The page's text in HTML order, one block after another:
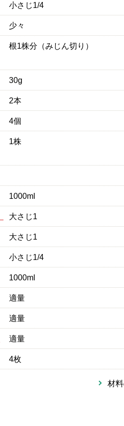
小さじ1/4
少々
根1株分（みじん切り）
30g
2本
4個
1株
1000ml
大さじ1
大さじ1
小さじ1/4
1000ml
適量
適量
適量
4枚
材